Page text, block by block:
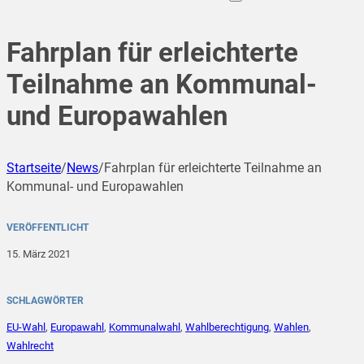
Fahrplan für erleichterte
Teilnahme an Kommunal-
und Europawahlen
Startseite/News/Fahrplan für erleichterte Teilnahme an
Kommunal- und Europawahlen
VERÖFFENTLICHT
15. März 2021
SCHLAGWÖRTER
EU-Wahl , Europawahl , Kommunalwahl , Wahlberechtigung, Wahlen,
Wahlrecht